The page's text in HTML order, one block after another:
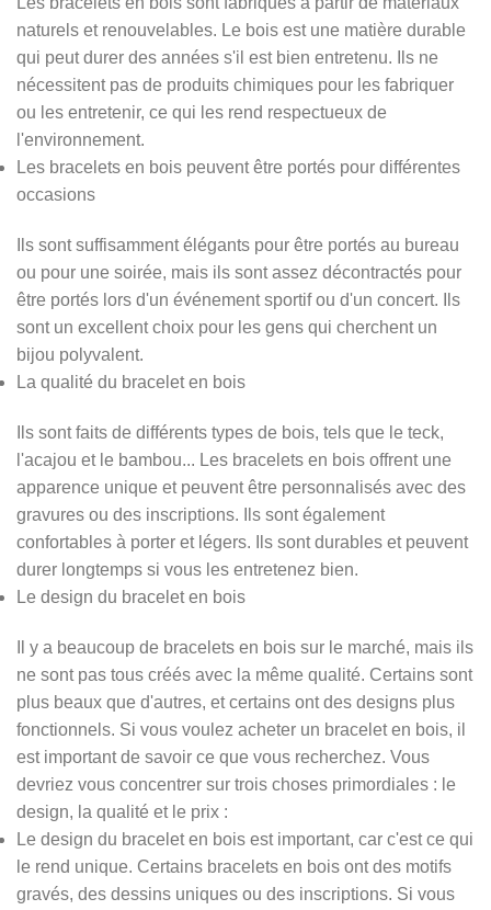
naturels et renouvelables. Le bois est une matière durable
qui peut durer des années s'il est bien entretenu. Ils ne
nécessitent pas de produits chimiques pour les fabriquer
ou les entretenir, ce qui les rend respectueux de
l'environnement.
Les bracelets en bois peuvent être portés pour différentes
occasions
Ils sont suffisamment élégants pour être portés au bureau
ou pour une soirée, mais ils sont assez décontractés pour
être portés lors d'un événement sportif ou d'un concert. Ils
sont un excellent choix pour les gens qui cherchent un
bijou polyvalent.
La qualité du bracelet en bois
Ils sont faits de différents types de bois, tels que le teck,
l'acajou et le bambou... Les bracelets en bois offrent une
apparence unique et peuvent être personnalisés avec des
gravures ou des inscriptions. Ils sont également
confortables à porter et légers. Ils sont durables et peuvent
durer longtemps si vous les entretenez bien.
Le design du bracelet en bois
Il y a beaucoup de bracelets en bois sur le marché, mais ils
ne sont pas tous créés avec la même qualité. Certains sont
plus beaux que d'autres, et certains ont des designs plus
fonctionnels. Si vous voulez acheter un bracelet en bois, il
est important de savoir ce que vous recherchez. Vous
devriez vous concentrer sur trois choses primordiales : le
design, la qualité et le prix :
Le design du bracelet en bois est important, car c'est ce qui
le rend unique. Certains bracelets en bois ont des motifs
gravés, des dessins uniques ou des inscriptions. Si vous